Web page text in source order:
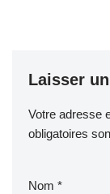
Laisser
Votre adresse
obligatoires
Nom *